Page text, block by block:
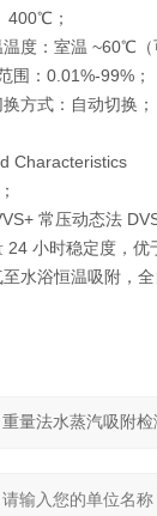
400℃；
度：室温 ~60℃（
围：0.01%-99%；
方式：自动切换；
Characteristics
常压动态法 DVS
小时稳定度，优
水浴恒温吸附，全